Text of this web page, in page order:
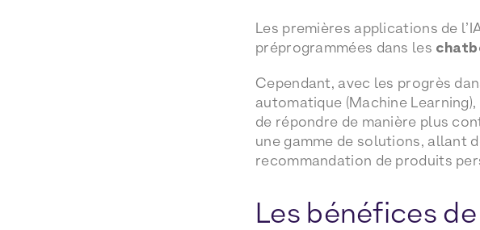
Les premières applications de
préprogrammées dans les
Cependant, avec les progrès
automatique (Machine
de répondre de manière plus
une gamme de solutions, allant
recommandation de produits
Les bénéfices